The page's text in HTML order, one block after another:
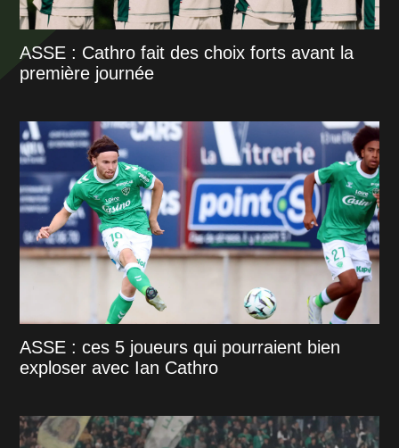
ASSE : Cathro fait des choix forts avant la
première journée
ASSE : ces 5 joueurs qui pourraient bien
exploser avec Ian Cathro